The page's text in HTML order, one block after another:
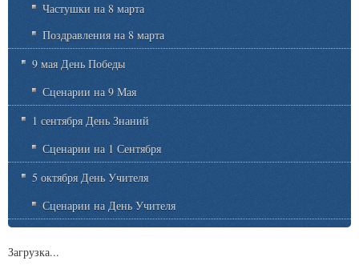
Частушки на 8 марта
Поздравления на 8 марта
9 мая День Победы
Сценарии на 9 Мая
1 сентября День Знаний
Сценарии на 1 Сентября
5 октября День Учителя
Сценарии на День Учителя
Загрузка...